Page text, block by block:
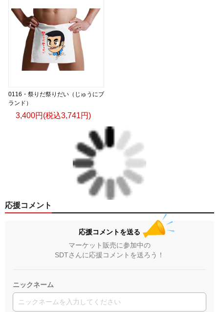
0116・祭りだ祭りだい（じゅうにブ
ランド）
3,400円(税込3,741円)
応援コメント
応援コメントを送る
マーケット販売に参加中の
SDTさんに応援コメントを送ろう！
ニックネーム